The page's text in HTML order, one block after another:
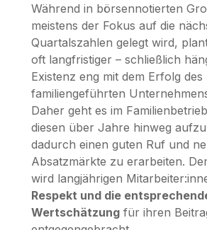
Während in börsennotierten
meistens der Fokus auf die
Quartalszahlen gelegt wird,
oft langfristiger – schließlich
Existenz eng mit dem Erfolg des
familiengeführten
Daher geht es im
diesen über Jahre hinweg
dadurch einen guten Ruf und
Absatzmärkte zu erarbeiten.
wird langjährigen
Respekt und die
Wertschätzung für ihren